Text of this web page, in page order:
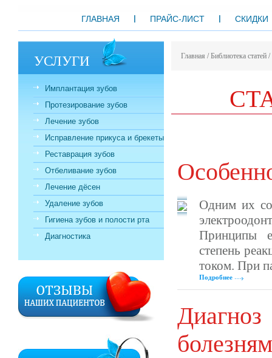
ГЛАВНАЯ ПРАЙС-ЛИСТ СКИДКИ
УСЛУГИ
Имплантация зубов
Протезирование зубов
Лечение зубов
Исправление прикуса и брекеты
Реставрация зубов
Отбеливание зубов
Лечение дёсен
Удаление зубов
Гигиена зубов и полости рта
Диагностика
Главная /Библиотека статей /
Одним их
Принципы
степень
током. При
Подробнее
болезням